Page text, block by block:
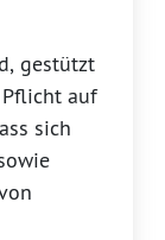
gestützt
Pflicht auf
sich